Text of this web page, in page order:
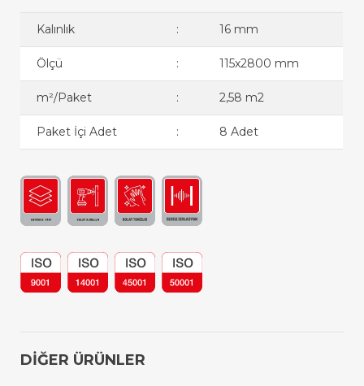
Kalınlık : 16 mm
Ölçü : 115x2800 mm
m²/Paket : 2,58 m2
Paket İçi Adet : 8 Adet
DİĞER ÜRÜNLER